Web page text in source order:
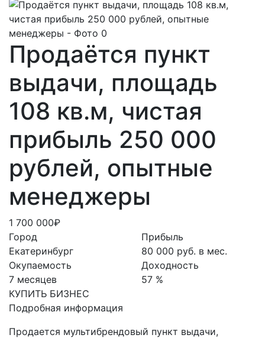
Продаётся пункт
выдачи, площадь
108 кв.м, чистая
прибыль 250 000
рублей, опытные
менеджеры
1 700 000₽
Город
Екатеринбург
Окупаемость
7 месяцев
КУПИТЬ БИЗНЕС
Прибыль
80 000 руб. в мес.
Доходность
57 %
Подробная информация
Продается мультибрендовый пункт выдачи,